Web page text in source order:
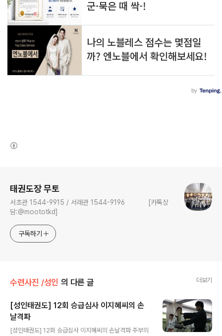
태권도장 무토
서초관 1544-9915 / 서래관 1544-9196 [카톡상
담:@moototkd]
구독하기
수련사진 /성인 의 다른 글 더보기
[성인태권도] 12회 승급심사 이지혜씨의 손
날격파
[성인태권도] 12회 승급심사 이지혜씨의 손날격파 주부의